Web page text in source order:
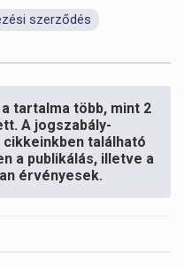
szerződés
tartalma több, mint 2
A jogszabály-
található
a publikálás, illetve a
érvényesek.